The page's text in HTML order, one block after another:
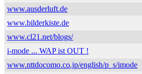
www.ausderluft.de
www.bilderkiste.de
www.cl21.net/blogs/
i-mode ... WAP ist OUT !
www.nttdocomo.co.jp/english/p_s/imode